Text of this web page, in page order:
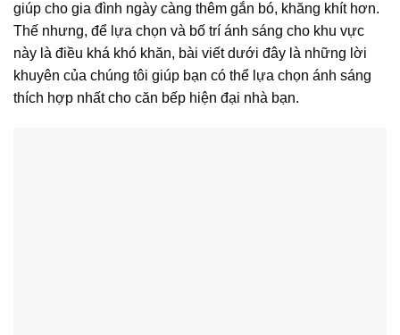
giúp cho gia đình ngày càng thêm gắn bó, khăng khít hơn.
Thế nhưng, để lựa chọn và bố trí ánh sáng cho khu vực
này là điều khá khó khăn, bài viết dưới đây là những lời
khuyên của chúng tôi giúp bạn có thể lựa chọn ánh sáng
thích hợp nhất cho căn bếp hiện đại nhà bạn.